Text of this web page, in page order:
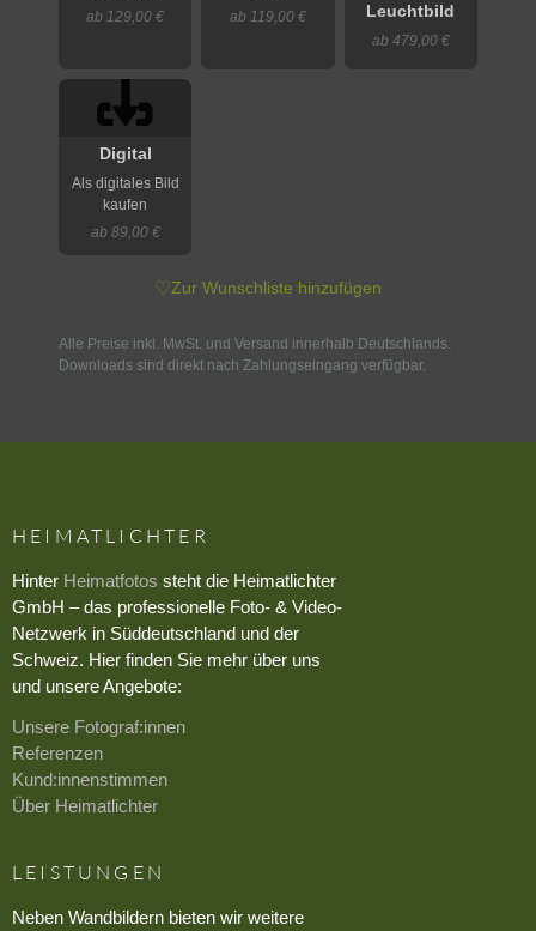
ab 129,00 € ab 119,00 €
Leuchtbild
ab 479,00 €
Digital
Als digitales Bild
kaufen
ab 89,00 €
♡Zur Wunschliste hinzufügen
Alle Preise inkl. MwSt. und Versand innerhalb Deutschlands.
Downloads sind direkt nach Zahlungseingang verfügbar.
HEIMATLICHTER
Hinter Heimatfotos steht die Heimatlichter
GmbH – das professionelle Foto- & Video-
Netzwerk in Süddeutschland und der
Schweiz. Hier finden Sie mehr über uns
und unsere Angebote:
Unsere Fotograf:innen
Referenzen
Kund:innenstimmen
Über Heimatlichter
LEISTUNGEN
Neben Wandbildern bieten wir weitere